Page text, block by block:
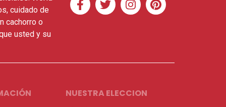
cuidado de
cachorro o
usted y su
NUESTRA ELECCION